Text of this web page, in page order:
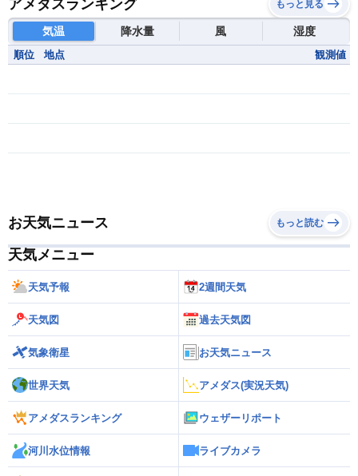
アメダスランキング もっと見る
気温 降水量 風 湿度
順位 地点 観測値
お天気ニュース もっと読む
天気メニュー
天気予報 2週間天気
天気図 過去天気図
気象衛星 お天気ニュース
世界天気 アメダス(実況天気)
アメダスランキング ウェザーリポート
河川水位情報 ライブカメラ